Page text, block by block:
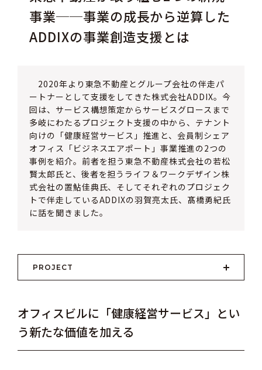
事業──事業の成長から逆算した
ADDIXの事業創造支援とは
2020年より東急不動産とグループ会社の伴走パ
ートナーとして支援をしてきた株式会社ADDIX。今
回は、サービス構想策定からサービスグロースまで
多岐にわたるプロジェクト支援の中から、テナント
向けの「健康経営サービス」推進と、会員制シェア
オフィス「ビジネスエアポート」事業推進の2つの
事例を紹介。前者を担う東急不動産株式会社の若松
賢太郎氏と、後者を担うライフ＆ワークデザイン株
式会社の置鮎佳典氏、そしてそれぞれのプロジェク
トで伴走しているADDIXの羽賀亮太氏、髙橋勇紀氏
に話を聞きました。
PROJECT
オフィスビルに「健康経営サービス」とい
う新たな価値を加える